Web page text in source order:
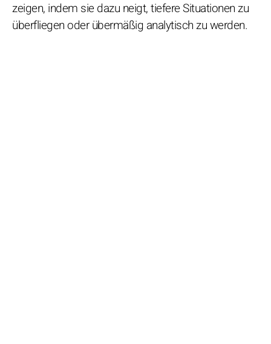
zeigen, indem sie dazu neigt, tiefere Situationen zu
überfliegen oder übermäßig analytisch zu werden.